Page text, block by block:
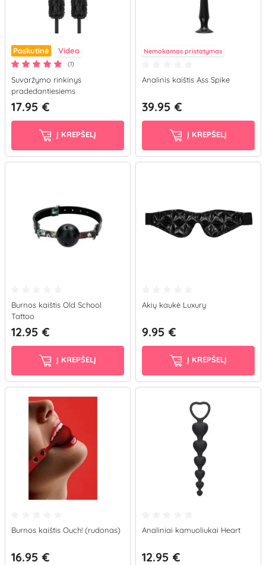
Paskutinė Video
(1)
Suvaržymo rinkinys
pradedantiesiems
17.95 €
Į KREPŠELĮ
Nemokamas pristatymas
Analinis kaištis Ass Spike
39.95 €
Į KREPŠELĮ
Burnos kaištis Old School
Tattoo
12.95 €
Į KREPŠELĮ
Akių kaukė Luxury
9.95 €
Į KREPŠELĮ
Burnos kaištis Ouch! (rudonas)
16.95 €
Analiniai kamuoliukai Heart
12.95 €